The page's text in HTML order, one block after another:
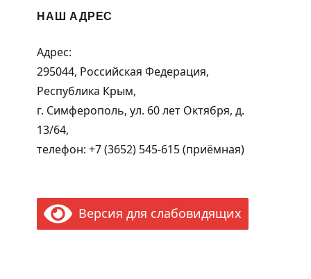
НАШ АДРЕС
Адрес:
295044, Российская Федерация,
Республика Крым,
г. Симферополь, ул. 60 лет Октября, д.
13/64,
телефон: +7 (3652) 545-615 (приёмная)
Версия для слабовидящих